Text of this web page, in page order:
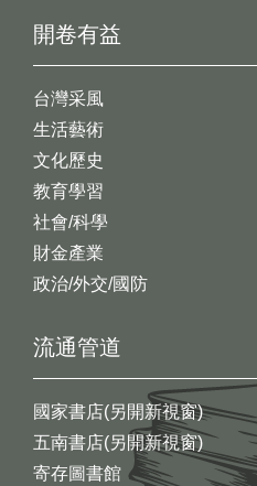
開卷有益
台灣采風
生活藝術
文化歷史
教育學習
社會/科學
財金產業
政治/外交/國防
流通管道
國家書店(另開新視窗)
五南書店(另開新視窗)
寄存圖書館